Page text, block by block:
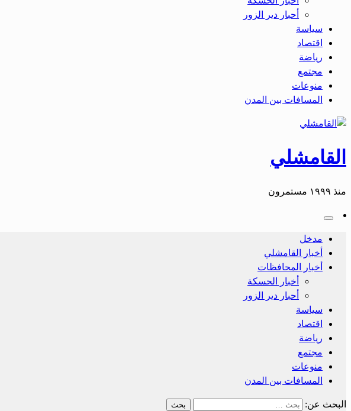
أحبار دير الزور
سياسة
اقتصاد
رياضة
مجتمع
منوعات
المسافات بين المدن
القامشلي
منذ ١٩٩٩ مستمرون
مدخل
أخبار القامشلي
أخبار المحافظات
أخبار الحسكة
أحبار دير الزور
سياسة
اقتصاد
رياضة
مجتمع
منوعات
المسافات بين المدن
البحث عن: